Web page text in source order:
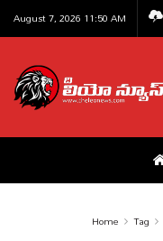
August 7, 2026 11:50 AM
Home Tag